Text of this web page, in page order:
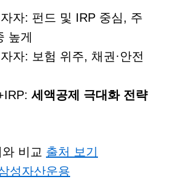
자: 펀드 및 IRP 중심, 주
높게
자: 보험 위주, 채권·안전
세액공제 극대화 전략
비교 출처 보기
성자산운용